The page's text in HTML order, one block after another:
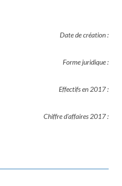
Date de création :
Forme juridique :
Effectifs en 2017 :
Chiffre d'affaires 2017 :